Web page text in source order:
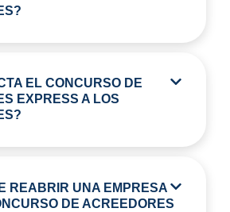
EL CONCURSO DE
EXPRESS A LOS
REABRIR UNA EMPRESA
DE ACREEDORES